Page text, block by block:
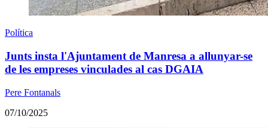
Política
Junts insta l'Ajuntament de Manresa a allunyar-se
de les empreses vinculades al cas DGAIA
Pere Fontanals
07/10/2025